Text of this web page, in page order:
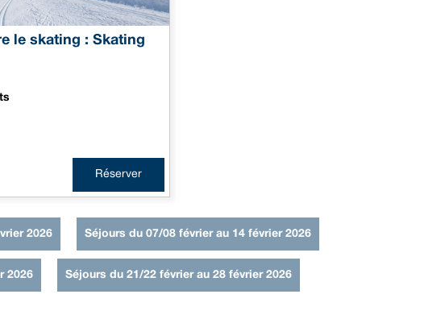
le skating : Skating
Réserver
2026 Séjours du 07/08 février au 14 février 2026
2026 Séjours du 21/22 février au 28 février 2026